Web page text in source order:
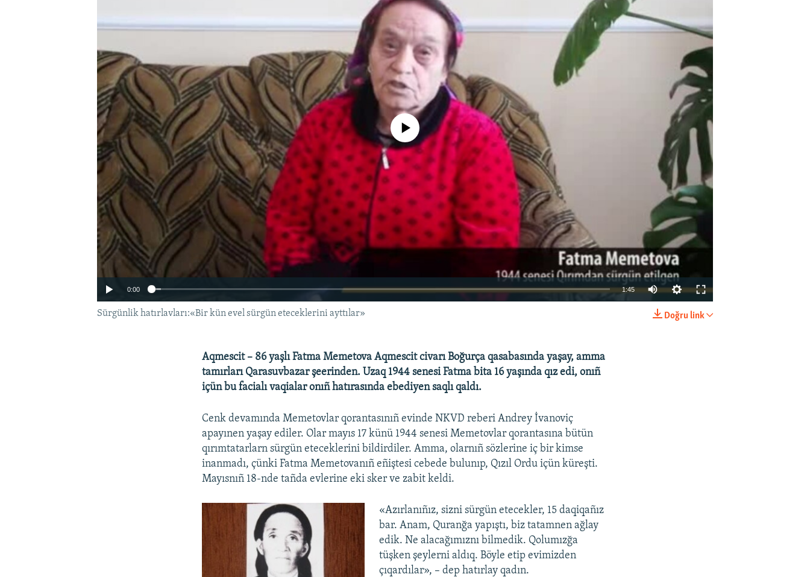
SHARE
No media source currently available
0:00 1:45
Doğru link
Sürgünlik hatırlavları:«Bir kün evel sürgün eteceklerini ayttılar»
Aqmescit – 86 yaşlı Fatma Memetova Aqmescit civarı Boğurça qasabasında yaşay, amma
tamırları Qarasuvbazar şeerinden. Uzaq 1944 senesi Fatma bita 16 yaşında qız edi, onıñ
içün bu facialı vaqialar onıñ hatırasında ebediyen saqlı qaldı.
Cenk devamında Memetovlar qorantasınıñ evinde NKVD reberi Andrey İvanoviç
apayınen yaşay ediler. Olar mayıs 17 künü 1944 senesi Memetovlar qorantasına bütün
qırımtatarlarn sürgün eteceklerini bildirdiler. Amma, olarnıñ sözlerine iç bir kimse
inanmadı, çünki Fatma Memetovanıñ eñiştesi cebede bulunıp, Qızıl Ordu içün küreşti.
Mayısnıñ 18-nde tañda evlerine eki sker ve zabit keldi.
«Azırlanıñız, sizni sürgün etecekler, 15 daqiqañız
bar. Anam, Quranğa yapıştı, biz tatamnen ağlay
edik. Ne alacağımıznı bilmedik. Qolumızğa
tüşken şeylerni aldıq. Böyle etip evimizden
çıqardılar», – dep hatırlay qadın.